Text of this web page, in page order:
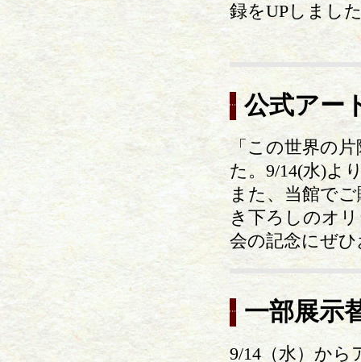
録をUPしまし
公式アー
「この世界の
た。9/14(水)よ
また、当館で
き下ろしのオ
会の記念にぜ
一部展示
9/14（水）から